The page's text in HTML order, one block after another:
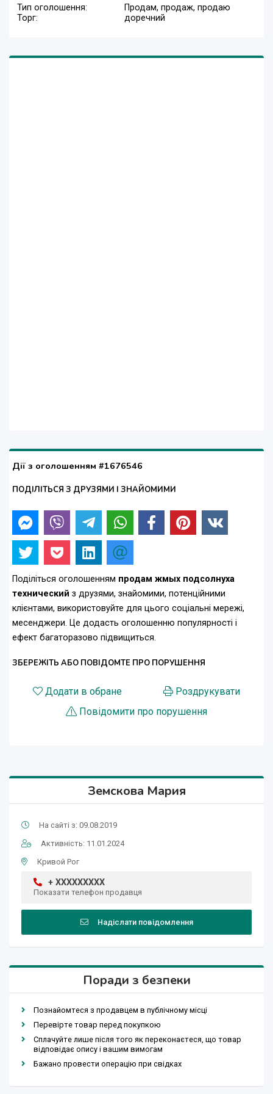
Тип оголошення:
Продам, продаж, продаю
Торг:
доречний
Дії з оголошенням #1676546
ПОДІЛІТЬСЯ З ДРУЗЯМИ І ЗНАЙОМИМИ
Поділіться оголошенням продам жмых подсолнуха
технический з друзями, знайомими, потенційними
клієнтами, використовуйте для цього соціальні мережі,
месенджери. Це додасть оголошенню популярності і
ефект багаторазово підвищиться.
ЗБЕРЕЖІТЬ АБО ПОВІДОМТЕ ПРО ПОРУШЕННЯ
Додати в обране
Роздрукувати
Повідомити про порушення
Земскова Мария
На сайті з: 09.08.2019
Активність: 11.01.2024
Кривой Рог
+ XXXXXXXXX
Показати телефон продавця
Надіслати повідомлення
Поради з безпеки
Познайомтеся з продавцем в публічному місці
Перевірте товар перед покупкою
Сплачуйте лише після того як переконаєтеся, що товар
відповідає опису і вашим вимогам
Бажано провести операцію при свідках